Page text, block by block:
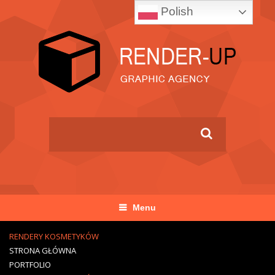
Menu
RENDERY KOSMETYKÓW
STRONA GŁÓWNA
PORTFOLIO
Polish